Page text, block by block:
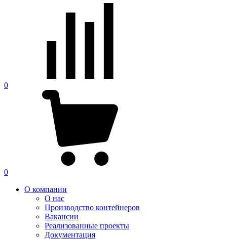
0
0
О компании
О нас
Производство контейнеров
Вакансии
Реализованные проекты
Документация